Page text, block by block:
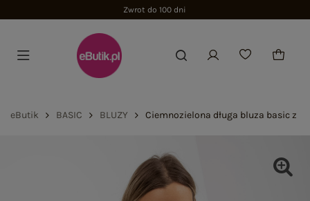
Zwrot do 100 dni
eButik BASIC BLUZY Ciemnozielona długa bluza basic z